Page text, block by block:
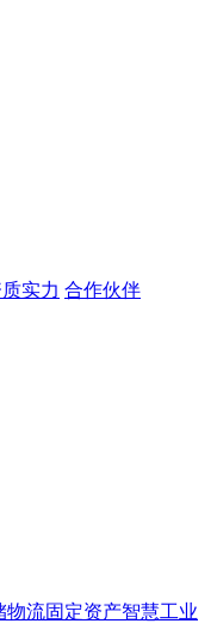
实力 合作伙伴
物流固定资产智慧工业